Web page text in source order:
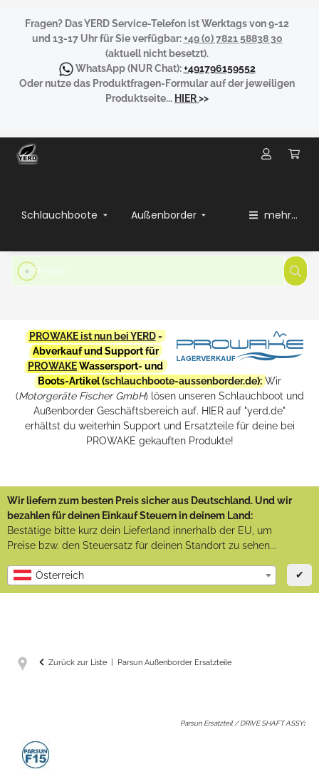
Fragen? Das YERD Service-Telefon ist Werktags von 9-12
und 13-17 Uhr für Sie verfügbar:+49 (0) 7821 58838 30
(aktuell nicht besetzt).
WhatsApp(NUR Chat):+491796159552
Oder nutze das Produktfragen-Formular auf der jeweiligen
Produktseite... HIER>>
Schlauchboote Außenborder mehr...
PROWAKE ist nun bei YERD-
Abverkauf und Support für
PROWAKEWassersport- und
Boots-Artikel (schlauchboote-aussenborder.de): Wir
(Motorgeräte Fischer GmbH) lösen unseren Schlauchboot und
Außenborder Geschäftsbereich auf. HIER auf "yerd.de"
erhältst du weiterhin Support und Ersatzteile für deine bei
PROWAKE gekauften Produkte!
Wir liefern zum besten Preis sicher aus Deutschland. Und wir
bezahlen für deinen Einkauf Steuern in deinem Land:
Bestätige bitte kurz dein Lieferland innerhalb der EU, um
Preise bzw. den Steuersatz für deinen Standort zu sehen...
Österreich ✔
Zurück zur Liste Parsun Außenborder Ersatzteile
Parsun Ersatzteil / DRIVE SHAFT ASSY: